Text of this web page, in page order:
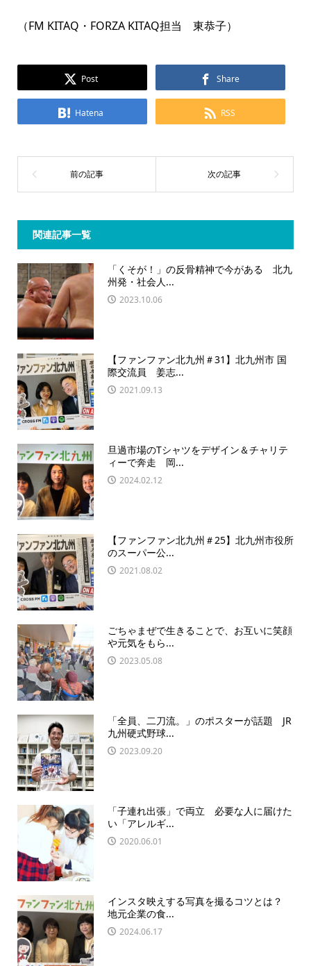
（FM KITAQ・FORZA KITAQ担当 東恭子）
Post Share
Hatena RSS
関連記事一覧
「くそが！」の反骨精神で今がある 北九
州発・社会人...
2023.10.06
【ファンファン北九州＃31】北九州市 国
際交流員 姜志...
2021.09.13
旦過市場のTシャツをデザイン＆チャリテ
ィーで奔走 岡...
2024.02.12
【ファンファン北九州＃25】北九州市役所
のスーパー公...
2021.08.02
ごちゃまぜで生きることで、お互いに笑顔
や元気をもら...
2023.05.08
「全員、二刀流。」のポスターが話題 JR
九州硬式野球...
2023.09.20
「子連れ出張」で両立 必要な人に届けた
い「アレルギ...
2020.06.01
インスタ映えする写真を撮るコツとは？
地元企業の食...
2024.06.17